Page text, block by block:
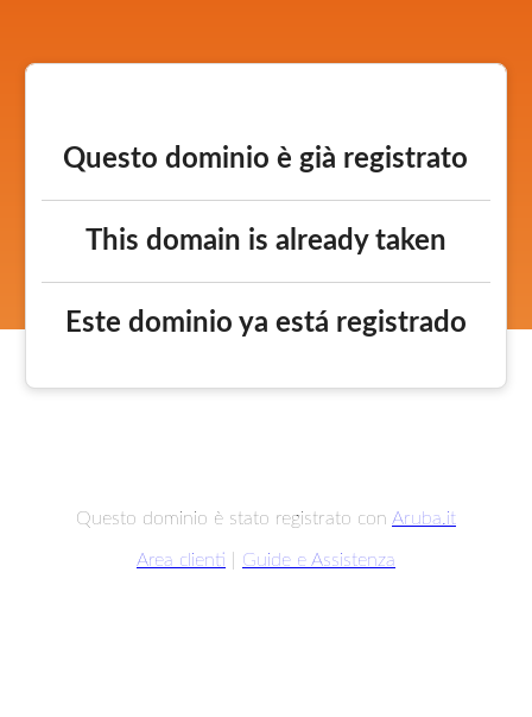
Questo dominio è già registrato
This domain is already taken
Este dominio ya está registrado
Questo dominio è stato registrato con Aruba.it
Area clienti Guide e Assistenza